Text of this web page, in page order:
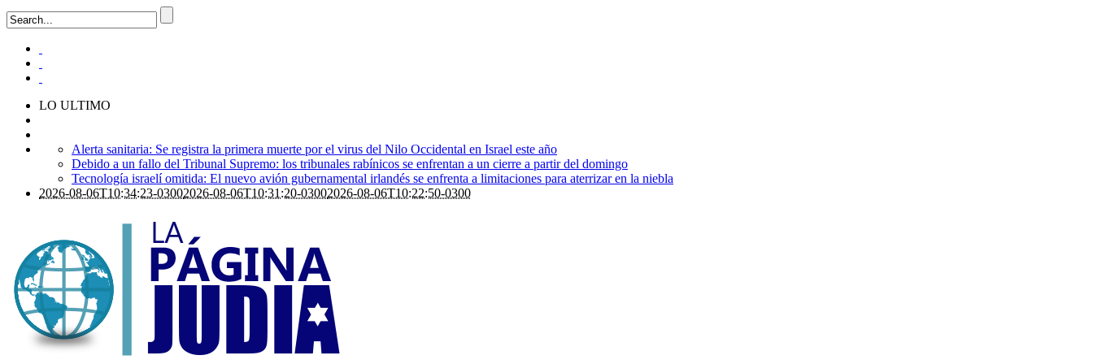
LO ULTIMO
Alerta sanitaria: Se registra la primera muerte por el virus del Nilo Occidental en Israel este año
Debido a un fallo del Tribunal Supremo: los tribunales rabínicos se enfrentan a un cierre a partir del domingo
Tecnología israelí omitida: El nuevo avión gubernamental irlandés se enfrenta a limitaciones para aterrizar en la niebla
2026-08-06T10:34:23-03002026-08-06T10:31:20-03002026-08-06T10:22:50-0300